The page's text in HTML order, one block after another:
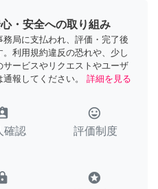
・安全への取り組み
務局に支払われ、評価・完了後
。利用規約違反の恐れや、少し
サービスやリクエストやユーザ
報してください。
詳細を見る
確認
tag_faces
評価制度
stars